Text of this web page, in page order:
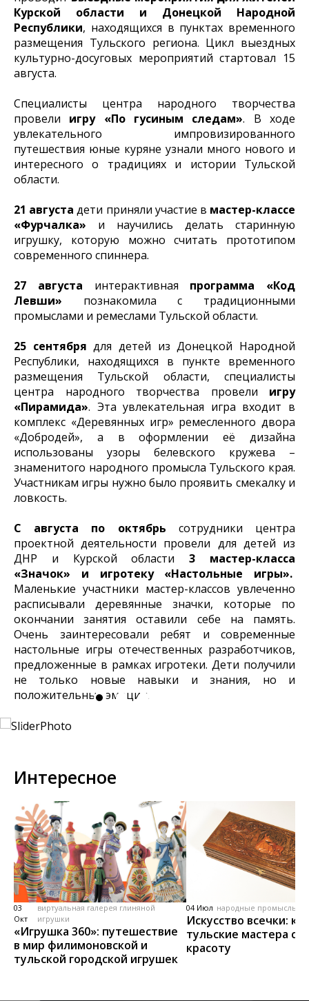
Курской области и Донецкой Народной
Республики, находящихся в пунктах временного
размещения Тульского региона. Цикл выездных
культурно-досуговых мероприятий стартовал 15
августа.
Специалисты центра народного творчества
провели игру «По гусиным следам». В ходе
увлекательного импровизированного
путешествия юные куряне узнали много нового и
интересного о традициях и истории Тульской
области.
21 августа дети приняли участие в мастер-классе
«Фурчалка» и научились делать старинную
игрушку, которую можно считать прототипом
современного спиннера.
27 августа интерактивная программа «Код
Левши» познакомила с традиционными
промыслами и ремеслами Тульской области.
25 сентября для детей из Донецкой Народной
Республики, находящихся в пункте временного
размещения Тульской области, специалисты
центра народного творчества провели игру
«Пирамида». Эта увлекательная игра входит в
комплекс «Деревянных игр» ремесленного двора
«Добродей», а в оформлении её дизайна
использованы узоры белевского кружева –
знаменитого народного промысла Тульского края.
Участникам игры нужно было проявить смекалку и
ловкость.
С августа по октябрь сотрудники центра
проектной деятельности провели для детей из
ДНР и Курской области3 мастер-класса
«Значок» и игротеку «Настольные игры».
Маленькие участники мастер-классов увлеченно
расписывали деревянные значки, которые по
окончании занятия оставили себе на память.
Очень заинтересовали ребят и современные
настольные игры отечественных разработчиков,
предложенные в рамках игротеки. Дети получили
не только новые навыки и знания, но и
положительные эмоции.
Интересное
03
Окт
виртуальная галерея глиняной
игрушки
«Игрушка 360»: путешествие
в мир филимоновской и
тульской городской игрушек
04 Июл народные промыслы,
Искусство всечки: как
тульские мастера
красоту